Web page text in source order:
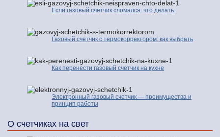
Если газовый счетчик сломался: что делать
Газовый счетчик с термокорректором: как выбрать
Как перенести газовый счетчик на кухне
Электронный газовый счетчик — преимущества и
принцип работы
О счетчиках на свет